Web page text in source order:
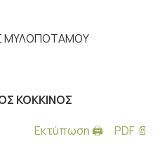
ΜΥΛΟΠΟΤΑΜΟΥ
ΚΟΚΚΙΝΟΣ
Εκτύπωση 🖨
PDF 📄